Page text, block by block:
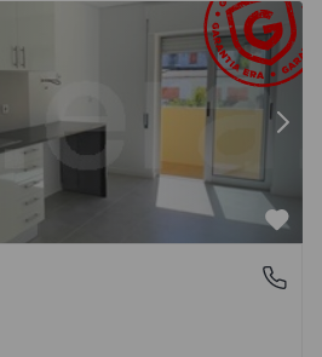
- 1575805 - 8